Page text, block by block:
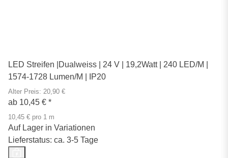
LED Streifen |Dualweiss | 24 V | 19,2Watt | 240 LED/M |
1574-1728 Lumen/M | IP20
Alter Preis: 20,90 €
ab 10,45 € *
10,45 € pro 1 m
Auf Lager in Variationen
Lieferstatus: ca. 3-5 Tage